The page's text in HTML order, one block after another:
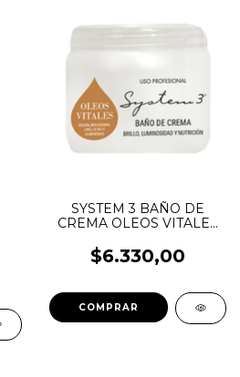
SYSTEM 3 BAÑO DE
CREMA OLEOS VITALES
$6.330,00